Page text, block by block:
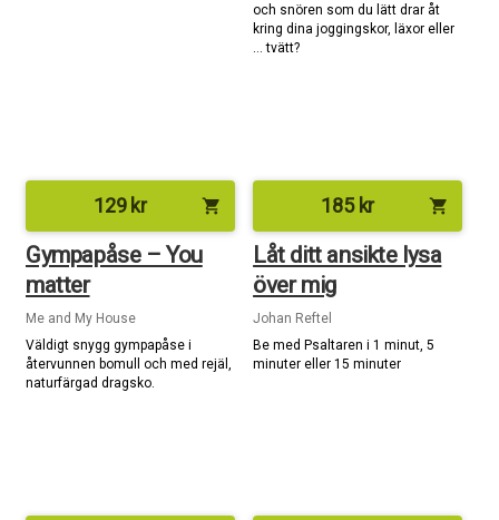
och snören som du lätt drar åt
kring dina joggingskor, läxor eller
… tvätt?
129kr shopping_cart
Gympapåse – You
matter
Me and My House
Väldigt snygg gympapåse i
återvunnen bomull och med rejäl,
naturfärgad dragsko.
185kr shopping_cart
Låt ditt ansikte lysa
över mig
Johan Reftel
Be med Psaltaren i 1 minut, 5
minuter eller 15 minuter